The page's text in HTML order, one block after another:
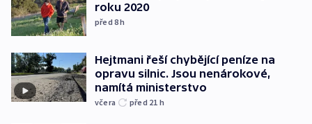
roku 2020
před 8h
Hejtmani řeší chybějící peníze na
opravu silnic. Jsou nenárokové,
namítá ministerstvo
včera před 21 h